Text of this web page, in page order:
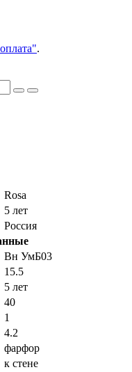
.
Rosa
5 лет
Россия
Вн УмБ03
15.5
5 лет
40
1
4.2
фарфор
к стене